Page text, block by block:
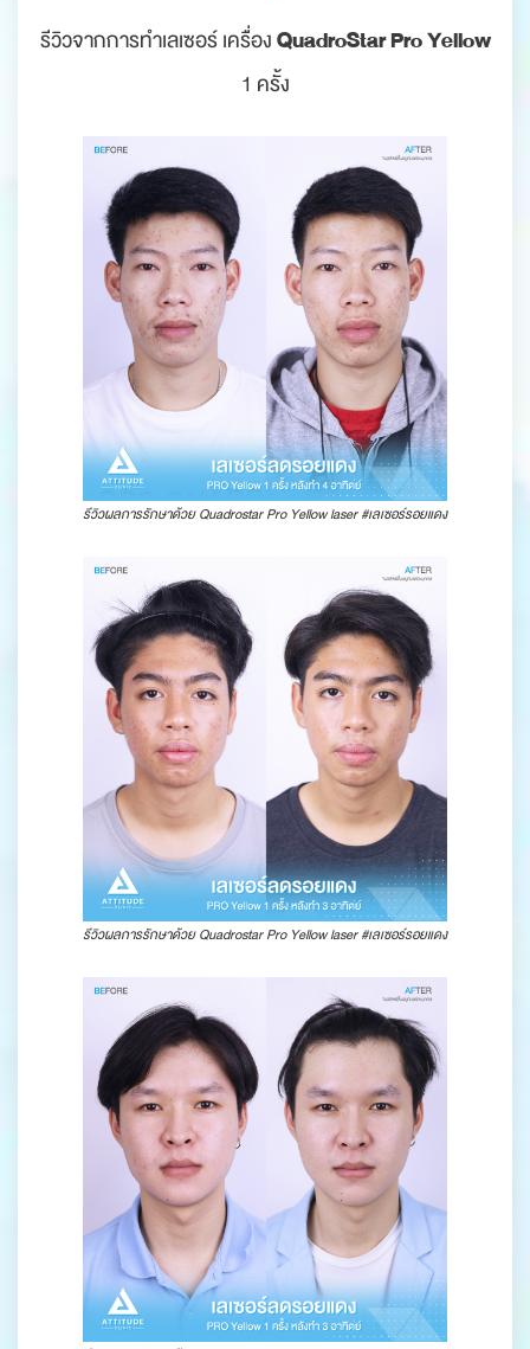
รีวิวจากการทำเลเซอร์ เครื่องQuadroStar Pro Yellow
1 ครั้ง
รีวิวผลการรักษาด้วย Quadrostar Pro Yellow laser #เลเซอร์รอยแดง
รีวิวผลการรักษาด้วย Quadrostar Pro Yellow laser #เลเซอร์รอยแดง